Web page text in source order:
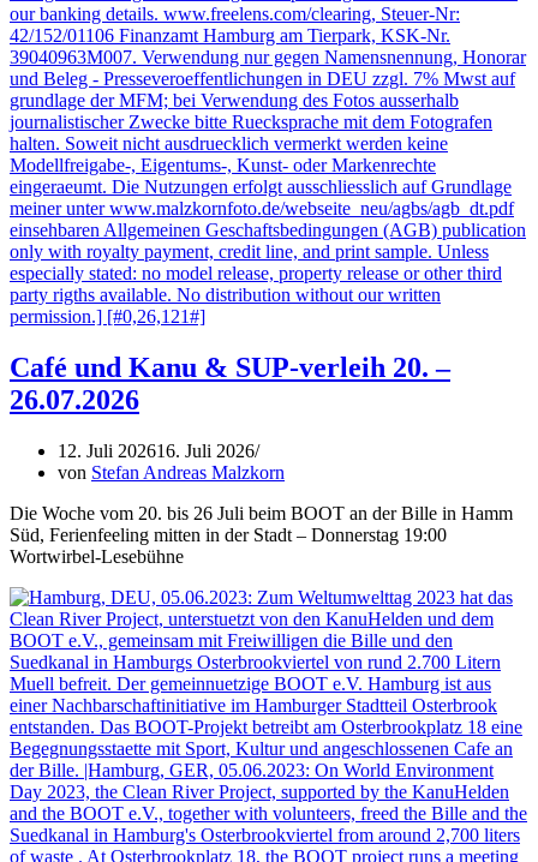
Café und Kanu & SUP-verleih 20. –
26.07.2026
12. Juli 202616. Juli 2026
von Stefan Andreas Malzkorn
Die Woche vom 20. bis 26 Juli beim BOOT an der Bille in Hamm
Süd, Ferienfeeling mitten in der Stadt – Donnerstag 19:00
Wortwirbel-Lesebühne